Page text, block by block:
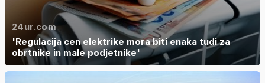
24ur.com
'Regulacija cen elektrike mora biti enaka tudi za
obrtnike in male podjetnike'